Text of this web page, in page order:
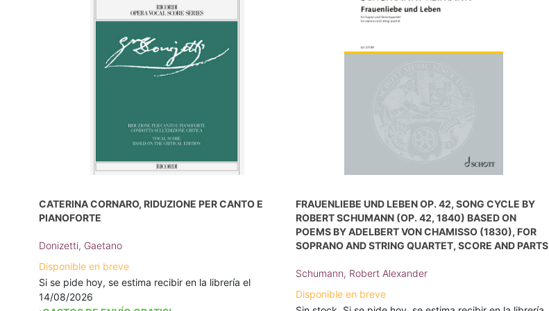
CATERINA CORNARO, RIDUZIONE PER CANTO E
PIANOFORTE
Donizetti, Gaetano
Disponible en breve
Si se pide hoy, se estima recibir en la librería el
14/08/2026
FRAUENLIEBE UND LEBEN OP. 42, SONG CYCLE BY
ROBERT SCHUMANN (OP. 42, 1840) BASED ON
POEMS BY ADELBERT VON CHAMISSO (1830), FOR
SOPRANO AND STRING QUARTET, SCORE AND PARTS
Schumann, Robert Alexander
Disponible en breve